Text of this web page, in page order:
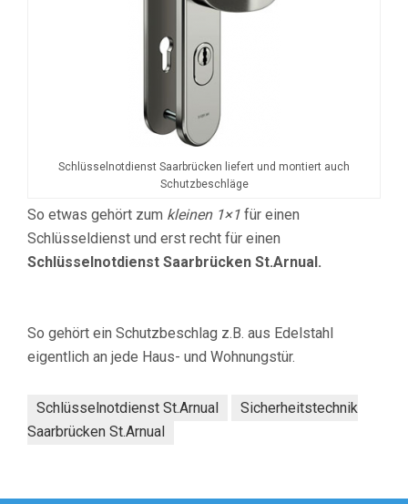
Schlüsselnotdienst Saarbrücken liefert und montiert auch
Schutzbeschläge
So etwas gehört zum kleinen 1×1 für einen
Schlüsseldienst und erst recht für einen
Schlüsselnotdienst Saarbrücken St.Arnual.
So gehört ein Schutzbeschlag z.B. aus Edelstahl
eigentlich an jede Haus- und Wohnungstür.
Schlüsselnotdienst St.Arnual
Sicherheitstechnik
Saarbrücken St.Arnual